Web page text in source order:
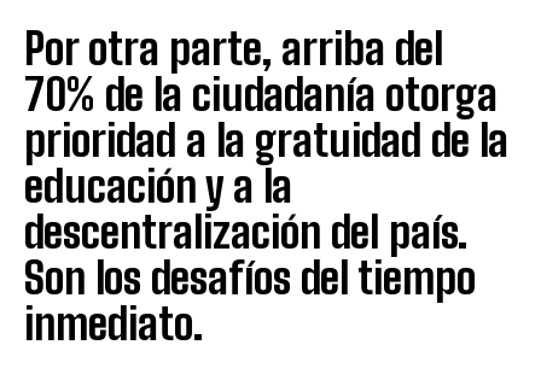
Por otra parte, arriba del
70% de la ciudadanía otorga
prioridad a la gratuidad de la
educación y a la
descentralización del país.
Son los desafíos del tiempo
inmediato.